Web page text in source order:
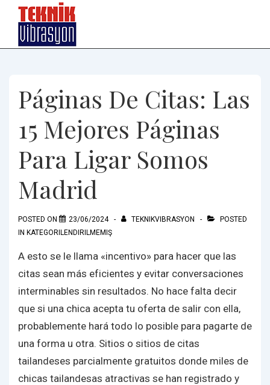
Páginas De Citas: Las
15 Mejores Páginas
Para Ligar Somos
Madrid
POSTED ON 23/06/2024 TEKNIKVIBRASYON
POSTED
IN KATEGORILENDIRILMEMIŞ
A esto se le llama «incentivo» para hacer que las
citas sean más eficientes y evitar conversaciones
interminables sin resultados. No hace falta decir
que si una chica acepta tu oferta de salir con ella,
probablemente hará todo lo posible para pagarte de
una forma u otra. Sitios o sitios de citas
tailandeses parcialmente gratuitos donde miles de
chicas tailandesas atractivas se han registrado y